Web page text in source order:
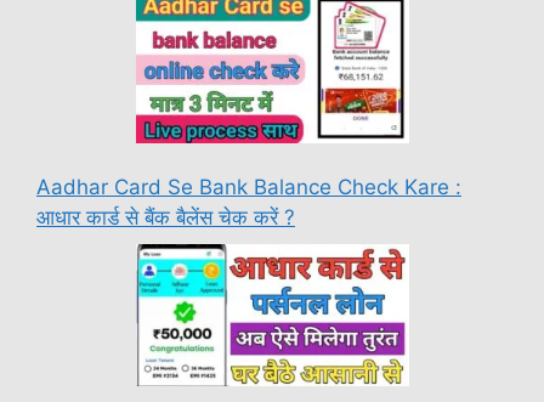
Aadhar Card Se Bank Balance Check Kare :
आधार कार्ड से बैंक बैलेंस चेक करें ?